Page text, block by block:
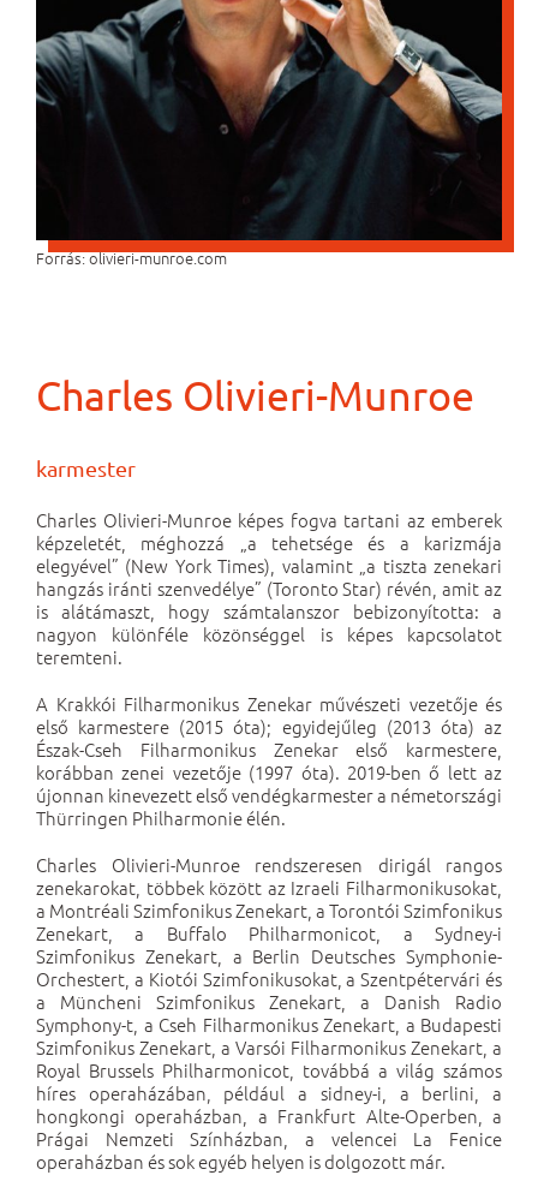
Forrás: olivieri-munroe.com
Charles Olivieri-Munroe
karmester
Charles Olivieri-Munroe képes fogva tartani az emberek
képzeletét, méghozzá „a tehetsége és a karizmája
elegyével” (New York Times), valamint „a tiszta zenekari
hangzás iránti szenvedélye” (Toronto Star) révén, amit az
is alátámaszt, hogy számtalanszor bebizonyította: a
nagyon különféle közönséggel is képes kapcsolatot
teremteni.
A Krakkói Filharmonikus Zenekar művészeti vezetője és
első karmestere (2015 óta); egyidejűleg (2013 óta) az
Észak-Cseh Filharmonikus Zenekar első karmestere,
korábban zenei vezetője (1997 óta). 2019-ben ő lett az
újonnan kinevezett első vendégkarmester a németországi
Thürringen Philharmonie élén.
Charles Olivieri-Munroe rendszeresen dirigál rangos
zenekarokat, többek között az Izraeli Filharmonikusokat,
a Montréali Szimfonikus Zenekart, a Torontói Szimfonikus
Zenekart, a Buffalo Philharmonicot, a Sydney-i
Szimfonikus Zenekart, a Berlin Deutsches Symphonie-
Orchestert, a Kiotói Szimfonikusokat, a Szentpétervári és
a Müncheni Szimfonikus Zenekart, a Danish Radio
Symphony-t, a Cseh Filharmonikus Zenekart, a Budapesti
Szimfonikus Zenekart, a Varsói Filharmonikus Zenekart, a
Royal Brussels Philharmonicot, továbbá a világ számos
híres operaházában, például a sidney-i, a berlini, a
hongkongi operaházban, a Frankfurt Alte-Operben, a
Prágai Nemzeti Színházban, a velencei La Fenice
operaházban és sok egyéb helyen is dolgozott már.